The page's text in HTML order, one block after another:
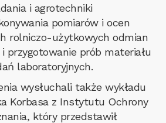
i agrotechniki
pomiarów i ocen
rolniczo-użytkowych odmian
przygotowanie prób materiału
laboratoryjnych.
wysłuchali także wykładu
Korbasa z Instytutu Ochrony
który przedstawił